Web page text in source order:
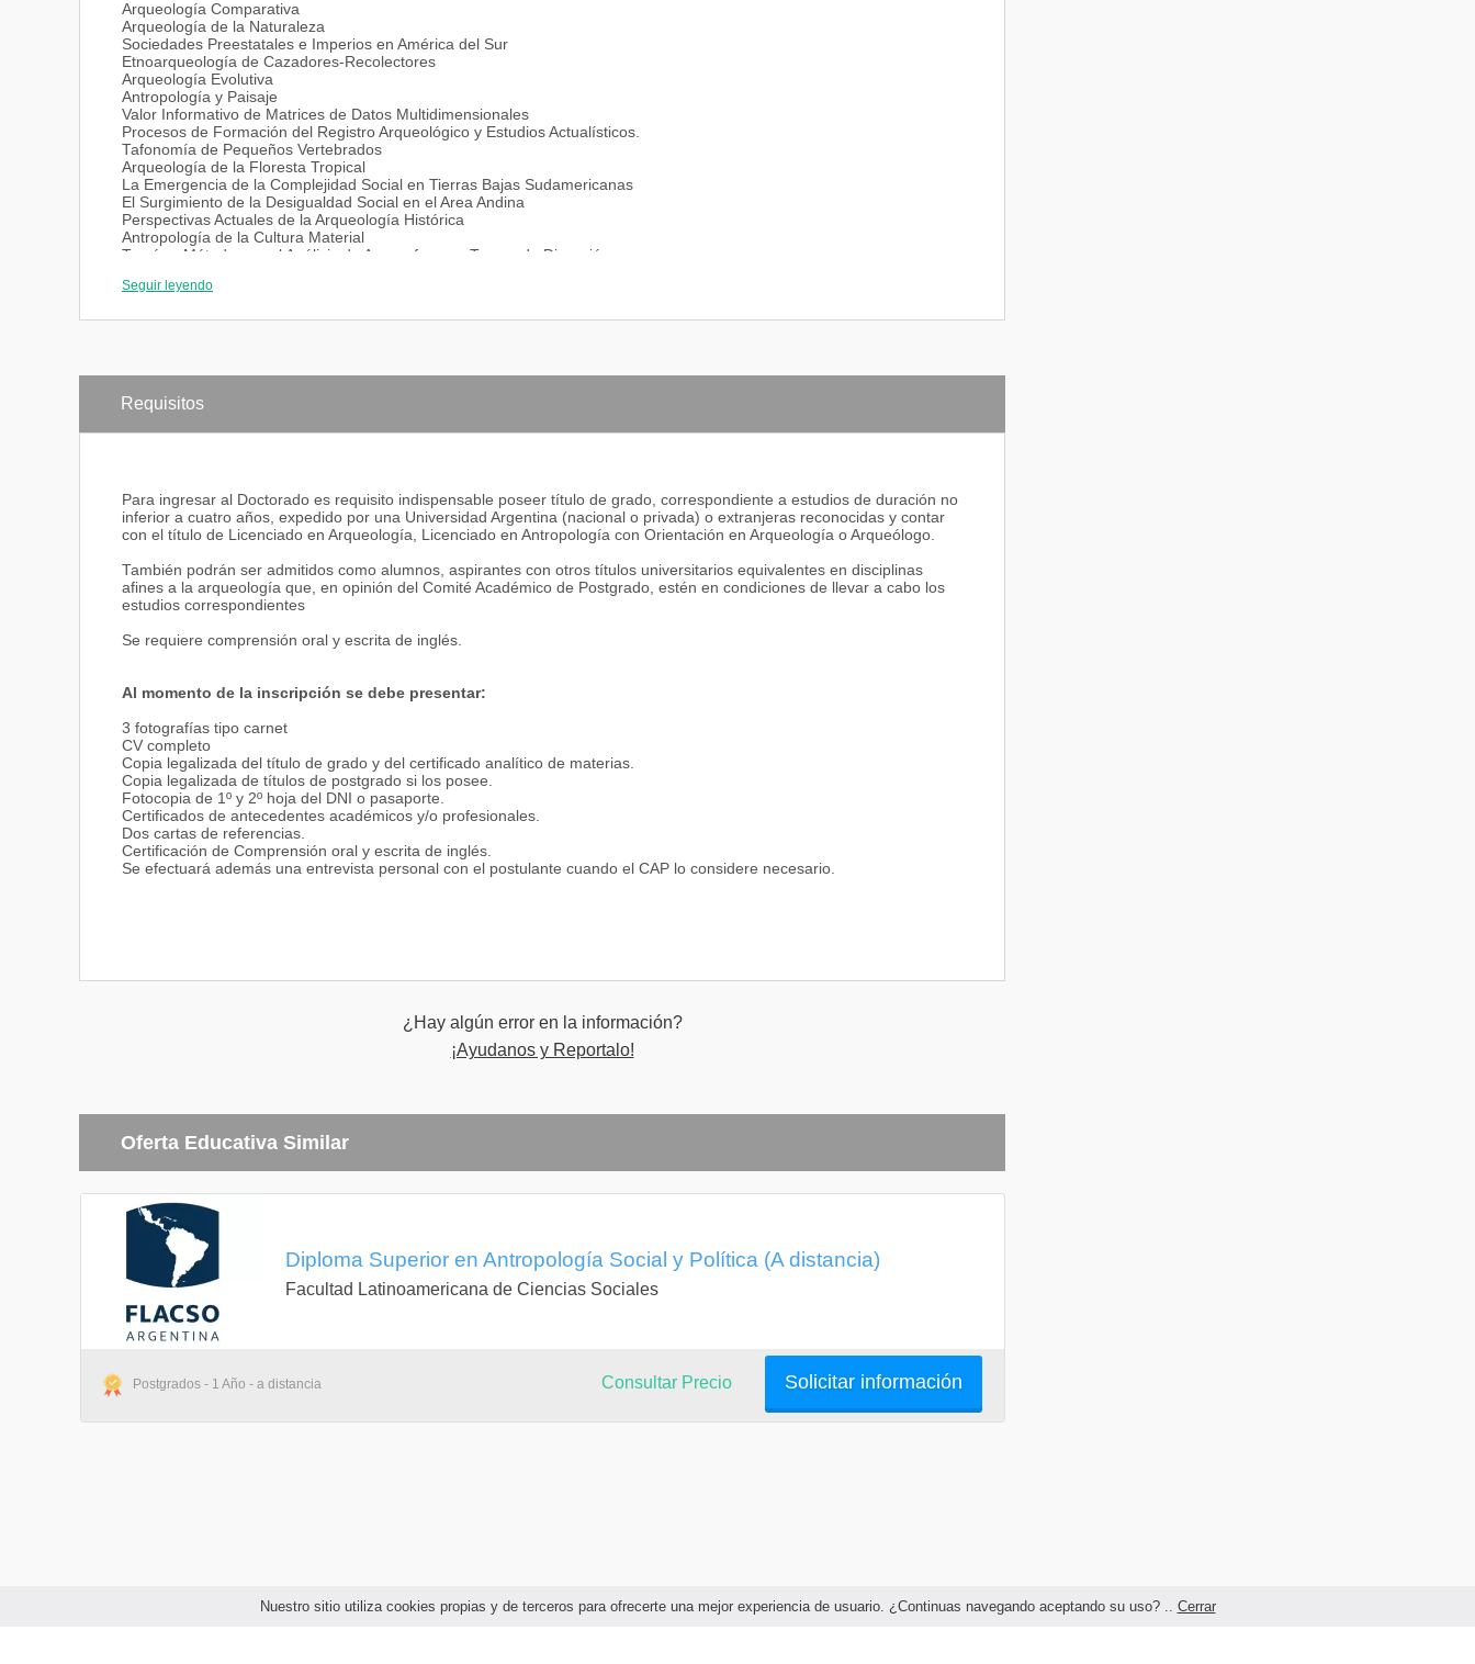
Nuestro sitio utiliza cookies propias y de terceros para ofrecerte una mejor experiencia de usuario. ¿Continuas navegando aceptando su uso? .. Cerrar
Arqueología Comparativa
Arqueología de la Naturaleza
Sociedades Preestatales e Imperios en América del Sur
Etnoarqueología de Cazadores-Recolectores
Arqueología Evolutiva
Antropología y Paisaje
Valor Informativo de Matrices de Datos Multidimensionales
Procesos de Formación del Registro Arqueológico y Estudios Actualísticos.
Tafonomía de Pequeños Vertebrados
Arqueología de la Floresta Tropical
La Emergencia de la Complejidad Social en Tierras Bajas Sudamericanas
El Surgimiento de la Desigualdad Social en el Area Andina
Perspectivas Actuales de la Arqueología Histórica
Antropología de la Cultura Material
Teoría y Métodos en el Análisis de Arqueofaunas: Temas de Discusión
Seguir leyendo
Requisitos
Para ingresar al Doctorado es requisito indispensable poseer título de grado, correspondiente a estudios de duración no
inferior a cuatro años, expedido por una Universidad Argentina (nacional o privada) o extranjeras reconocidas y contar
con el título de Licenciado en Arqueología, Licenciado en Antropología con Orientación en Arqueología o Arqueólogo.
También podrán ser admitidos como alumnos, aspirantes con otros títulos universitarios equivalentes en disciplinas
afines a la arqueología que, en opinión del Comité Académico de Postgrado, estén en condiciones de llevar a cabo los
estudios correspondientes
Se requiere comprensión oral y escrita de inglés.
Al momento de la inscripción se debe presentar:
3 fotografías tipo carnet
CV completo
Copia legalizada del título de grado y del certificado analítico de materias.
Copia legalizada de títulos de postgrado si los posee.
Fotocopia de 1º y 2º hoja del DNI o pasaporte.
Certificados de antecedentes académicos y/o profesionales.
Dos cartas de referencias.
Certificación de Comprensión oral y escrita de inglés.
Se efectuará además una entrevista personal con el postulante cuando el CAP lo considere necesario.
¿Hay algún error en la información?
¡Ayudanos y Reportalo!
Oferta Educativa Similar
Diploma Superior en Antropología Social y Política (A distancia)
Facultad Latinoamericana de Ciencias Sociales
Postgrados - 1 Año - a distancia Solicitar información
Consultar Precio